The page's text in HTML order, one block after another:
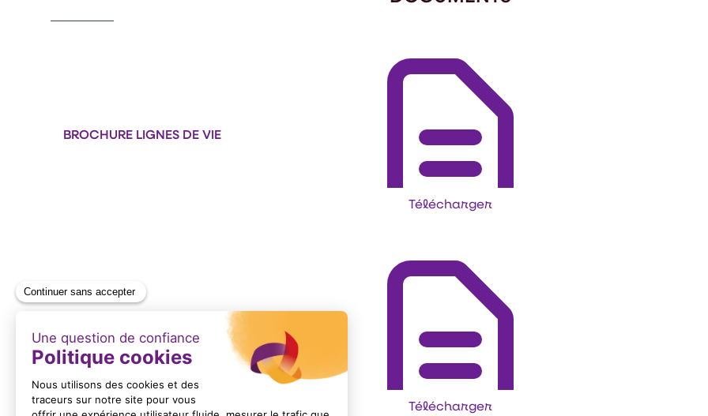
BROCHURE LIGNES DE VIE
Télécharger
BROCHURE FIXUP ECHELLES À CRINOLINE
Format : PDF (5 Mo)
Télécharger